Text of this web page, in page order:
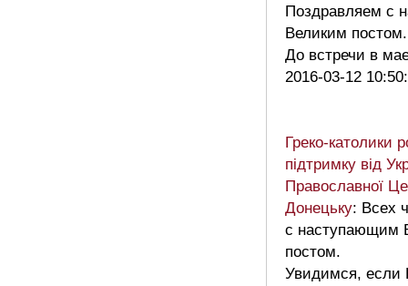
Поздравляем с
Великим постом.
До встречи в
2016-03-12
Греко-католики
підтримку від
Православної
Донецьку: Всех
с наступающим
постом.
Увидимся, если